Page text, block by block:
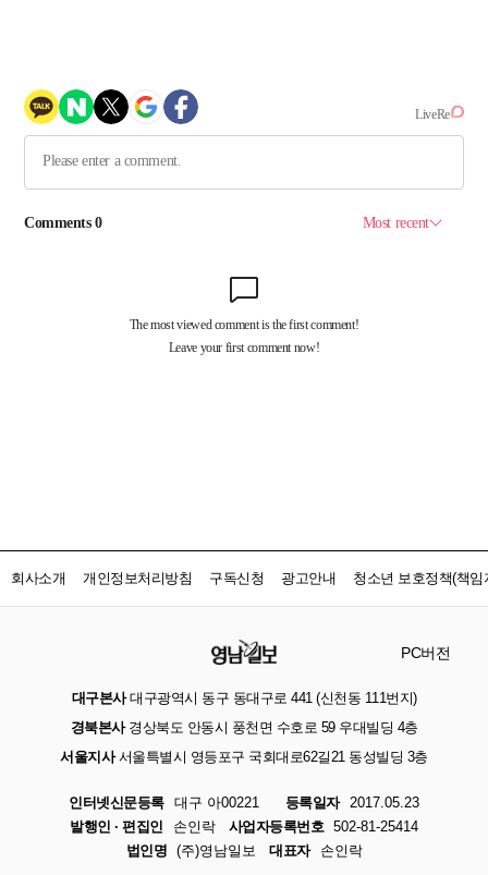
회사소개 개인정보처리방침 구독신청 광고안내 청소년 보호정책(책임
PC버전
대구본사대구광역시 동구 동대구로 441 (신천동 111번지)
경북본사경상북도 안동시 풍천면 수호로 59 우대빌딩 4층
서울지사서울특별시 영등포구 국회대로62길21 동성빌딩 3층
인터넷신문등록 대구 아00221 등록일자
2017.05.23
발행인 · 편집인
손인락 사업자등록번호 502-81-25414
법인명 (주)영남일보 대표자 손인락